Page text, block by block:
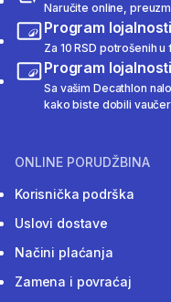
Naručite online,
Program lojalnosti
Za 10 RSD potrošenih
Program lojalnosti
Sa vašim Decathlon
kako biste dobili
ONLINE PORUDŽBINA
Korisnička podrška
Uslovi dostave
Načini plaćanja
Zamena i povraćaj